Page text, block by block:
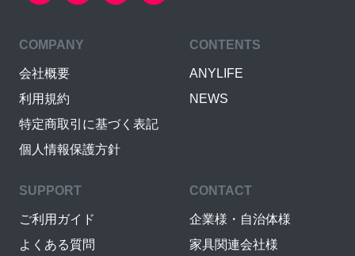
COMPANY
会社概要
利用規約
特定商取引に基づく表記
個人情報保護方針
CONTENTS
ANYLIFE
NEWS
SUPPORT
ご利用ガイド
よくある質問
CONTACT
企業様・自治体様
家具関連会社様